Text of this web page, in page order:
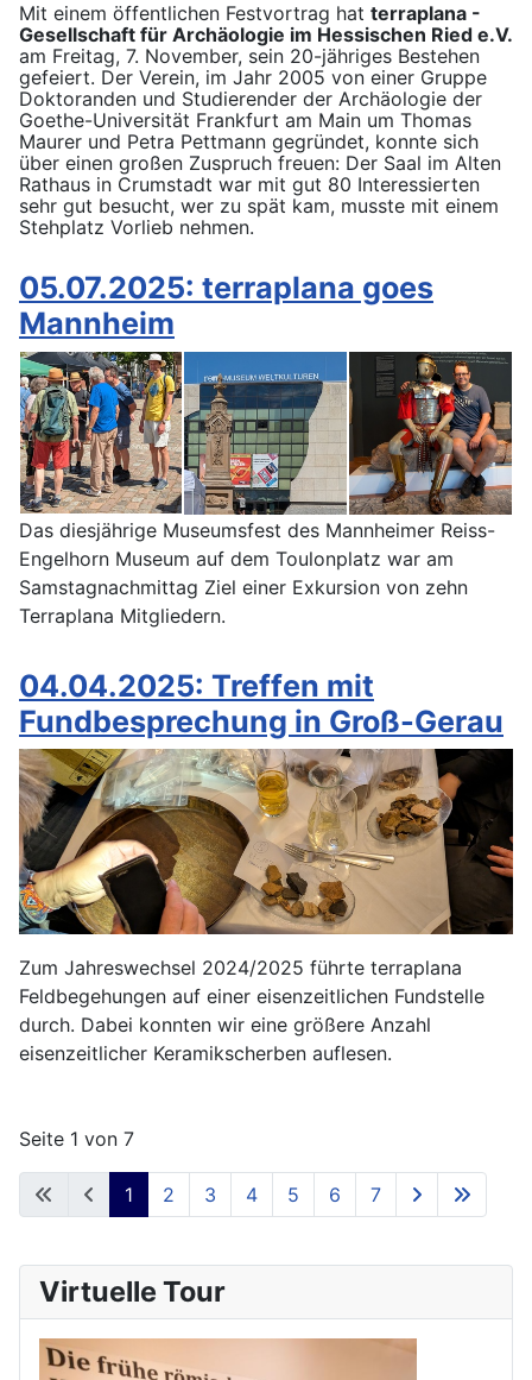
Mit einem öffentlichen Festvortrag hat terraplana -
Gesellschaft für Archäologie im Hessischen Ried e.V.
am Freitag, 7. November, sein 20-jähriges Bestehen
gefeiert. Der Verein, im Jahr 2005 von einer Gruppe
Doktoranden und Studierender der Archäologie der
Goethe-Universität Frankfurt am Main um Thomas
Maurer und Petra Pettmann gegründet, konnte sich
über einen großen Zuspruch freuen: Der Saal im Alten
Rathaus in Crumstadt war mit gut 80 Interessierten
sehr gut besucht, wer zu spät kam, musste mit einem
Stehplatz Vorlieb nehmen.
05.07.2025: terraplana goes
Mannheim
Das diesjährige Museumsfest des Mannheimer Reiss-
Engelhorn Museum auf dem Toulonplatz war am
Samstagnachmittag Ziel einer Exkursion von zehn
Terraplana Mitgliedern.
04.04.2025: Treffen mit
Fundbesprechung in Groß-Gerau
Zum Jahreswechsel 2024/2025 führte terraplana
Feldbegehungen auf einer eisenzeitlichen Fundstelle
durch. Dabei konnten wir eine größere Anzahl
eisenzeitlicher Keramikscherben auflesen.
Seite 1 von 7
1 2 3 4 5 6 7
Virtuelle Tour